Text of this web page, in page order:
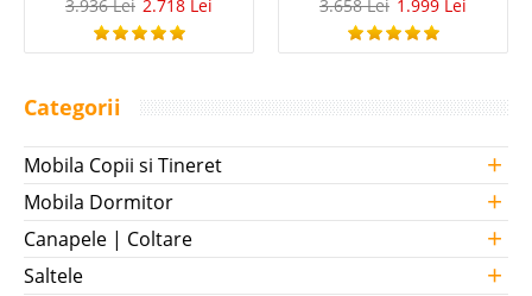
3.936 Lei 2.718 Lei
3.658 Lei 1.999 Lei
Categorii
Mobila Copii si Tineret +
Mobila Dormitor +
Canapele | Coltare +
Saltele +